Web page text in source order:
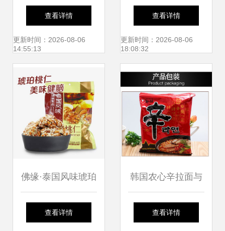
食品袋与香酱饼袋
供应与选择全解
查看详情
更新时间：2026-08-06
14:55:13
袋蜕变 从舌尖到指
尖的美食哲学
查看详情
更新时间：2026-08-06
18:08:32
佛缘·泰国风味琥珀
桃仁 一口香脆，品
查看详情
韩国农心辛拉面与
香酱饼 简餐也讲究
查看详情